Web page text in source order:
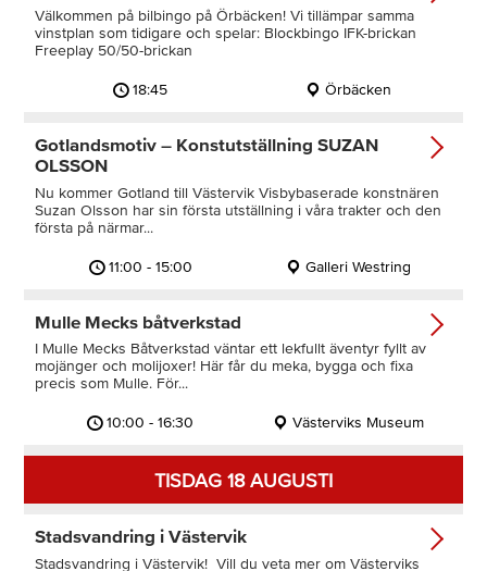
18:45 Örbäcken
Välkommen på bilbingo på Örbäcken! Vi tillämpar samma
vinstplan som tidigare och spelar: Blockbingo IFK-brickan
Freeplay 50/50-brickan
11:00 - 15:00 Galleri Westring
Gotlandsmotiv – Konstutställning SUZAN
OLSSON
Nu kommer Gotland till Västervik Visbybaserade konstnären
Suzan Olsson har sin första utställning i våra trakter och den
första på närmar...
10:00 - 16:30 Västerviks Museum
Mulle Mecks båtverkstad
I Mulle Mecks Båtverkstad väntar ett lekfullt äventyr fyllt av
mojänger och molijoxer! Här får du meka, bygga och fixa
precis som Mulle. För...
TISDAG 18 AUGUSTI
Stadsvandring i Västervik
Stadsvandring i Västervik! Vill du veta mer om Västerviks